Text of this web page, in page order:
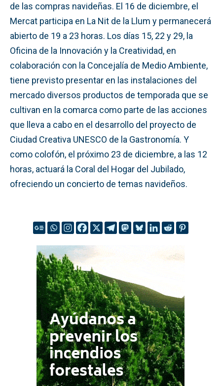
de las compras navideñas. El 16 de diciembre, el
Mercat participa en La Nit de la Llum y permanecerá
abierto de 19 a 23 horas. Los días 15, 22 y 29, la
Oficina de la Innovación y la Creatividad, en
colaboración con la Concejalía de Medio Ambiente,
tiene previsto presentar en las instalaciones del
mercado diversos productos de temporada que se
cultivan en la comarca como parte de las acciones
que lleva a cabo en el desarrollo del proyecto de
Ciudad Creativa UNESCO de la Gastronomía. Y
como colofón, el próximo 23 de diciembre, a las 12
horas, actuará la Coral del Hogar del Jubilado,
ofreciendo un concierto de temas navideños.